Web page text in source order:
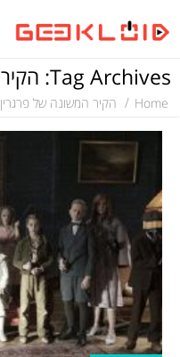
משחקים
ביקורות משחקים
ספרים וקומיקס
Tag Archives: הקיר המשונה של פרגרין
Home הקיר המשונה של פרגרין